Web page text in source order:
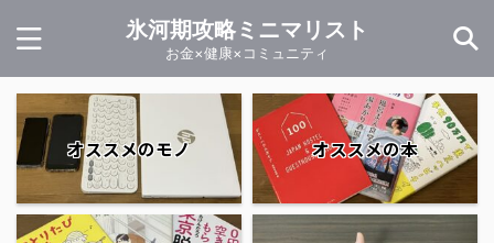
氷河期攻略ミニマリスト
お金×健康×コミュニティ
オススメのモノ オススメの本